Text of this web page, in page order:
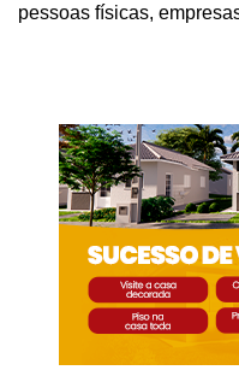
pessoas físicas,